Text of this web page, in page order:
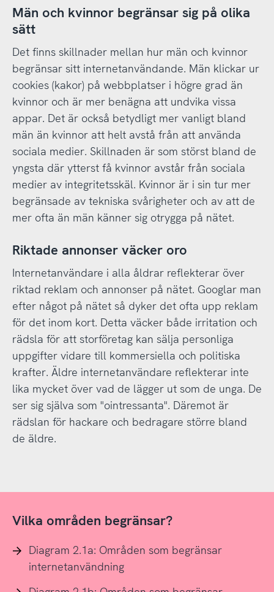
Män och kvinnor begränsar sig på olika
sätt
Det finns skillnader mellan hur män och kvinnor
begränsar sitt internetanvändande. Män klickar ur
cookies (kakor) på webbplatser i högre grad än
kvinnor och är mer benägna att undvika vissa
appar. Det är också betydligt mer vanligt bland
män än kvinnor att helt avstå från att använda
sociala medier. Skillnaden är som störst bland de
yngsta där ytterst få kvinnor avstår från sociala
medier av integritetsskäl. Kvinnor är i sin tur mer
begränsade av tekniska svårigheter och av att de
mer ofta än män känner sig otrygga på nätet.
Riktade annonser väcker oro
Internetanvändare i alla åldrar reflekterar över
riktad reklam och annonser på nätet. Googlar man
efter något på nätet så dyker det ofta upp reklam
för det inom kort. Detta väcker både irritation och
rädsla för att storföretag kan sälja personliga
uppgifter vidare till kommersiella och politiska
krafter. Äldre internetanvändare reflekterar inte
lika mycket över vad de lägger ut som de unga. De
ser sig själva som "ointressanta". Däremot är
rädslan för hackare och bedragare större bland
de äldre.
Vilka områden begränsar?
Diagram 2.1a: Områden som begränsar
internetanvändning